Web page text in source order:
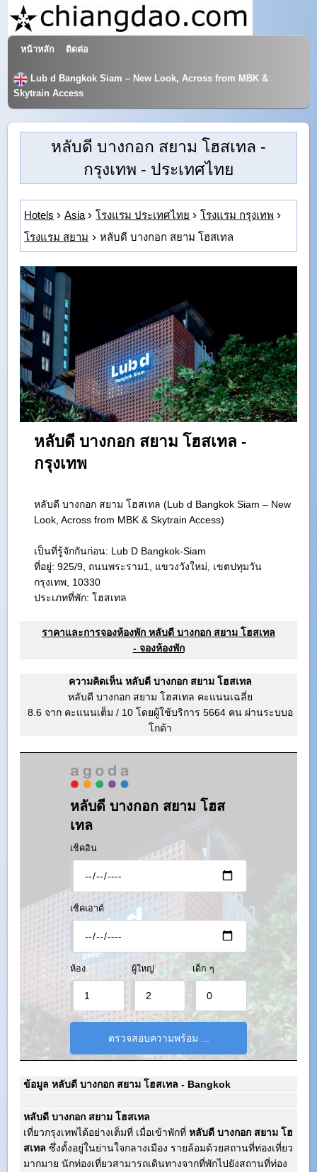
โรงแรมและการท่องเที่ยว
หน้าหลัก ติดต่อ
Lub d Bangkok Siam – New Look, Across from MBK &
Skytrain Access
หลับดี บางกอก สยาม โฮสเทล -
กรุงเทพ - ประเทศไทย
Hotels Asia โรงแรม ประเทศไทย
โรงแรม กรุงเทพ
โรงแรม สยาม
หลับดี บางกอก สยาม โฮสเทล
หลับดี บางกอก สยาม โฮสเทล -
กรุงเทพ
หลับดี บางกอก สยาม โฮสเทล (Lub d Bangkok Siam – New
Look, Across from MBK & Skytrain Access)
เป็นที่รู้จักกันก่อน: Lub D Bangkok-Siam
ที่อยู่:925/9, ถนนพระราม1, แขวงวังใหม่, เขตปทุมวัน
กรุงเทพ, 10330
ประเภทที่พัก: โฮสเทล
ราคาและการจองห้องพัก หลับดี บางกอก สยาม โฮสเทล
- จองห้องพัก
ความคิดเห็น หลับดี บางกอก สยาม โฮสเทล
หลับดี บางกอก สยาม โฮสเทล คะแนนเฉลี่ย
8.6 จาก คะแนนเต็ม / 10 โดยผู้ใช้บริการ 5664 คน ผ่านระบบอ
โกด้า
หลับดี บางกอก สยาม โฮส
เทล
เช็คอิน
เช็คเอาต์
ห้อง ผู้ใหญ่ เด็ก ๆ
ข้อมูล หลับดี บางกอก สยาม โฮสเทล - Bangkok
หลับดี บางกอก สยาม โฮสเทล
เที่ยวกรุงเทพได้อย่างเต็มที่ เมื่อเข้าพักที่หลับดี บางกอก สยาม โฮ
สเทล ซึ่งตั้งอยู่ในย่านใจกลางเมือง รายล้อมด้วยสถานที่ท่องเที่ยว
มากมาย นักท่องเที่ยวสามารถเดินทางจากที่พักไปยังสถานที่ท่อง